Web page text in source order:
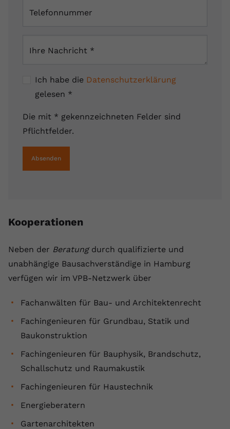
Telefonnummer
Ihre Nachricht *
Ich habe die Datenschutzerklärung
gelesen *
Die mit * gekennzeichneten Felder sind
Pflichtfelder.
Absenden
Kooperationen
Neben der Beratungdurch qualifizierte und
unabhängige Bausachverständige in Hamburg
verfügen wir im VPB-Netzwerk über
Fachanwälten für Bau- und Architektenrecht
Fachingenieuren für Grundbau, Statik und
Baukonstruktion
Fachingenieuren für Bauphysik, Brandschutz,
Schallschutz und Raumakustik
Fachingenieuren für Haustechnik
Energieberatern
Gartenarchitekten